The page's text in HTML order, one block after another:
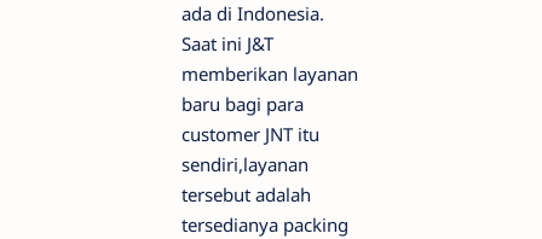
ada di Indonesia.
Saat ini J&T
memberikan layanan
baru bagi para
customer JNT itu
sendiri,layanan
tersebut adalah
tersedianya packing